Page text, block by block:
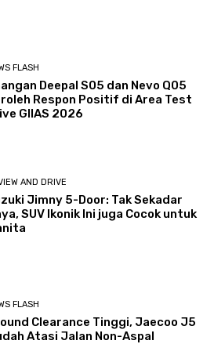
FLASH
Deepal S05 dan Nevo Q05
Respon Positif di Area Test
GIIAS 2026
AND DRIVE
Jimny 5-Door: Tak Sekadar
SUV Ikonik Ini juga Cocok untuk
FLASH
Clearance Tinggi, Jaecoo J5
Atasi Jalan Non-Aspal